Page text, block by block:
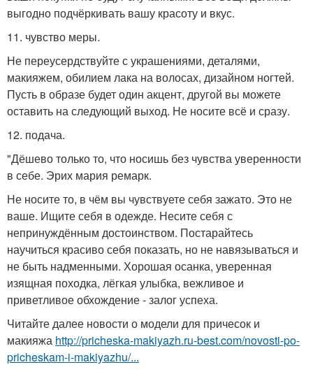
выгодно подчёркивать вашу красоту и вкус.
11. чувство меры.
Не переусердствуйте с украшениями, деталями,
макияжем, обилием лака на волосах, дизайном ногтей.
Пусть в образе будет один акцент, другой вы можете
оставить на следующий выход. Не носите всё и сразу.
12. подача.
"Дёшево только то, что носишь без чувства уверенности
в себе. Эрих мария ремарк.
Не носите то, в чём вы чувствуете себя зажато. Это не
ваше. Ищите себя в одежде. Несите себя с
непринуждённым достоинством. Постарайтесь
научиться красиво себя показать, но не навязываться и
не быть надменными. Хорошая осанка, уверенная
изящная походка, лёгкая улыбка, вежливое и
приветливое обхождение - залог успеха.
Читайте далее новости о модели для причесок и
макияжа http://pricheska-makiyazh.ru-best.com/novosti-po-
pricheskam-i-makiyazhu/...